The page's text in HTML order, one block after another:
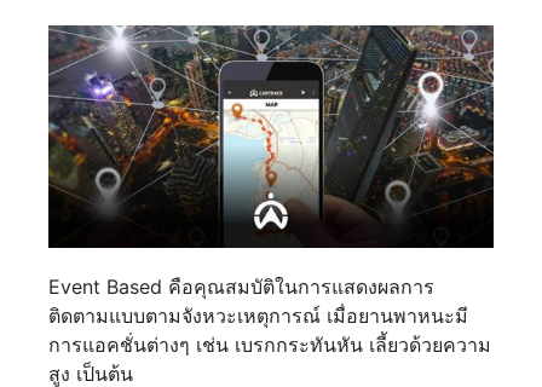
Event Based คือคุณสมบัติในการแสดงผลการ
ติดตามแบบตามจังหวะเหตุการณ์ เมื่อยานพาหนะมี
การแอคชั่นต่างๆ เช่น เบรกกระทันหัน เลี้ยวด้วยความ
สูง เป็นต้น